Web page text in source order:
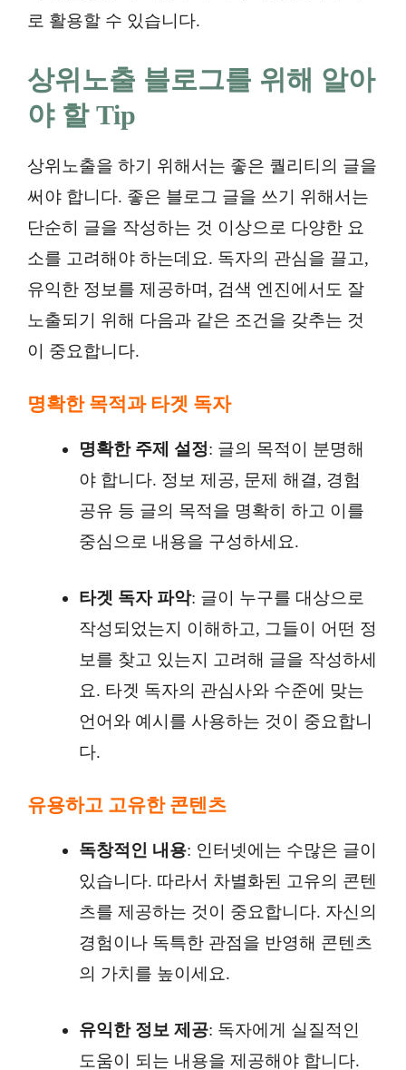
로 활용할 수 있습니다.
상위노출 블로그를 위해 알아
야 할 Tip
상위노출을 하기 위해서는 좋은 퀄리티의 글을
써야 합니다. 좋은 블로그 글을 쓰기 위해서는
단순히 글을 작성하는 것 이상으로 다양한 요
소를 고려해야 하는데요. 독자의 관심을 끌고,
유익한 정보를 제공하며, 검색 엔진에서도 잘
노출되기 위해 다음과 같은 조건을 갖추는 것
이 중요합니다.
명확한 목적과 타겟 독자
명확한 주제 설정: 글의 목적이 분명해
야 합니다. 정보 제공, 문제 해결, 경험
공유 등 글의 목적을 명확히 하고 이를
중심으로 내용을 구성하세요.
타겟 독자 파악: 글이 누구를 대상으로
작성되었는지 이해하고, 그들이 어떤 정
보를 찾고 있는지 고려해 글을 작성하세
요. 타겟 독자의 관심사와 수준에 맞는
언어와 예시를 사용하는 것이 중요합니
다.
유용하고 고유한 콘텐츠
독창적인 내용: 인터넷에는 수많은 글이
있습니다. 따라서 차별화된 고유의 콘텐
츠를 제공하는 것이 중요합니다. 자신의
경험이나 독특한 관점을 반영해 콘텐츠
의 가치를 높이세요.
유익한 정보 제공: 독자에게 실질적인
도움이 되는 내용을 제공해야 합니다.